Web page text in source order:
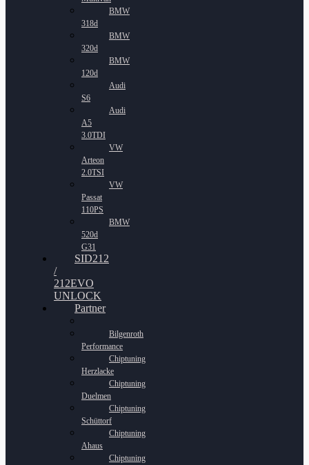
BMW
318d
BMW
320d
BMW
120d
Audi
S6
Audi
A5
3.0TDI
VW
Arteon
2.0TSI
VW
Passat
110PS
BMW
520d
G31
SID212
/
212EVO
UNLOCK
Partner
Bilgenroth
Performance
Chiptuning
Herzlacke
Chiptuning
Duelmen
Chiptuning
Schüttorf
Chiptuning
Ahaus
Chiptuning